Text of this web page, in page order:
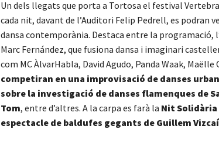
Un dels llegats que porta a Tortosa el festival
cada nit, davant de l’Auditori Felip Pedrell, es podran
dansa contemporània. Destaca entre la programació,
Marc Fernández, que fusiona dansa i imaginari
com MC ÀlvarHabla, David Agudo, Panda Waak,
competiran en una improvisació de danses
sobre la investigació de danses flamenques de
Tom, entre d’altres. A la carpa es farà la Nit Solidària
espectacle de baldufes gegants de Guillem